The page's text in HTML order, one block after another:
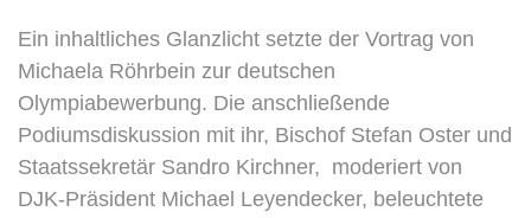
Ein inhaltliches Glanzlicht setzte der Vortrag von
Michaela Röhrbein zur deutschen
Olympiabewerbung. Die anschließende
Podiumsdiskussion mit ihr, Bischof Stefan Oster und
Staatssekretär Sandro Kirchner, moderiert von
DJK-Präsident Michael Leyendecker, beleuchtete